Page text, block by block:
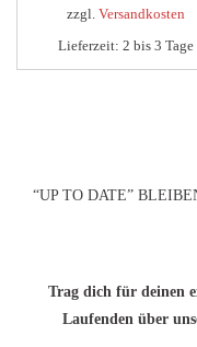
zzgl.Versandkosten
Lieferzeit:2 bis 3 Tage
“UP TO DATE”
Trag dich für deinen
Laufenden über